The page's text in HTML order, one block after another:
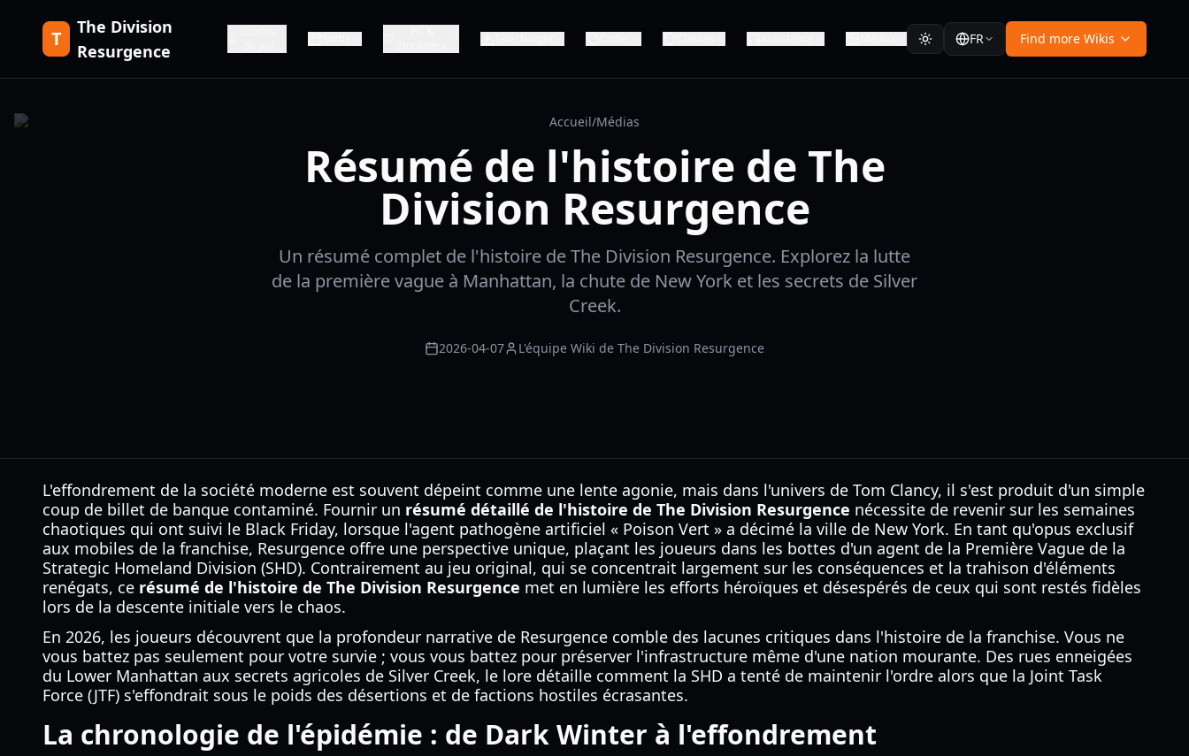
T
The Division
Resurgence
FR Find more Wikis
Accueil/Médias
Résumé de l'histoire de The
Division Resurgence
Un résumé complet de l'histoire de The Division Resurgence. Explorez la lutte
de la première vague à Manhattan, la chute de New York et les secrets de Silver
Creek.
2026-04-07 L'équipe Wiki de The Division Resurgence
L'effondrement de la société moderne est souvent dépeint comme une lente agonie, mais dans l'univers de Tom Clancy, il s'est produit d'un simple
coup de billet de banque contaminé. Fournir un résumé détaillé de l'histoire de The Division Resurgence nécessite de revenir sur les semaines
chaotiques qui ont suivi le Black Friday, lorsque l'agent pathogène artificiel « Poison Vert » a décimé la ville de New York. En tant qu'opus exclusif
aux mobiles de la franchise, Resurgence offre une perspective unique, plaçant les joueurs dans les bottes d'un agent de la Première Vague de la
Strategic Homeland Division (SHD). Contrairement au jeu original, qui se concentrait largement sur les conséquences et la trahison d'éléments
renégats, ce résumé de l'histoire de The Division Resurgence met en lumière les efforts héroïques et désespérés de ceux qui sont restés fidèles
lors de la descente initiale vers le chaos.
En 2026, les joueurs découvrent que la profondeur narrative de Resurgence comble des lacunes critiques dans l'histoire de la franchise. Vous ne
vous battez pas seulement pour votre survie ; vous vous battez pour préserver l'infrastructure même d'une nation mourante. Des rues enneigées
du Lower Manhattan aux secrets agricoles de Silver Creek, le lore détaille comment la SHD a tenté de maintenir l'ordre alors que la Joint Task
Force (JTF) s'effondrait sous le poids des désertions et de factions hostiles écrasantes.
La chronologie de l'épidémie : de Dark Winter à l'effondrement